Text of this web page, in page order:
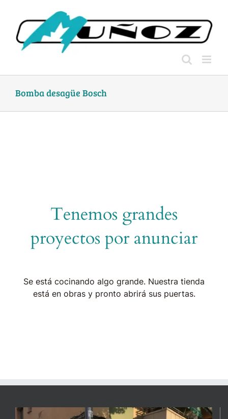
content
Bomba desagüe Bosch
Tenemos grandes
proyectos por anunciar
Se está cocinando algo grande. Nuestra tienda
está en obras y pronto abrirá sus puertas.